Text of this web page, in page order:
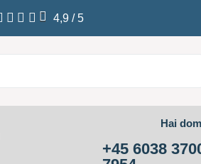
4,9/5
Hai
+45 6038